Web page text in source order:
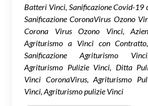
Batteri Vinci, Sanificazione Covid-19
Sanificazione CoronaVirus Ozono
Corona Virus Ozono Vinci,
Agriturismo a Vinci con
Sanificazione Agriturismo
Agriturismo Pulizie Vinci, Ditta
Vinci CoronaVirus, Agriturismo
Vinci, Agriturismo pulizie Vinci